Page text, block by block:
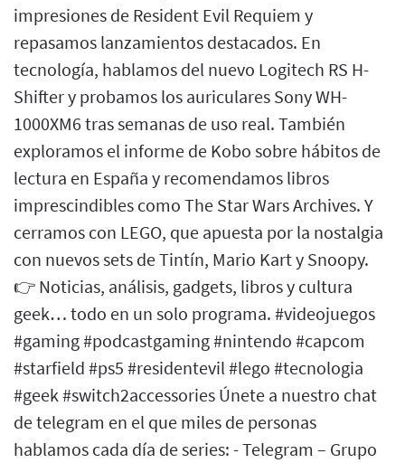
impresiones de Resident Evil Requiem y
repasamos lanzamientos destacados. En
tecnología, hablamos del nuevo Logitech RS H-
Shifter y probamos los auriculares Sony WH-
1000XM6 tras semanas de uso real. También
exploramos el informe de Kobo sobre hábitos de
lectura en España y recomendamos libros
imprescindibles como The Star Wars Archives. Y
cerramos con LEGO, que apuesta por la nostalgia
con nuevos sets de Tintín, Mario Kart y Snoopy.
👉 Noticias, análisis, gadgets, libros y cultura
geek… todo en un solo programa. #videojuegos
#gaming #podcastgaming #nintendo #capcom
#starfield #ps5 #residentevil #lego #tecnologia
#geek #switch2accessories Únete a nuestro chat
de telegram en el que miles de personas
hablamos cada día de series: - Telegram – Grupo